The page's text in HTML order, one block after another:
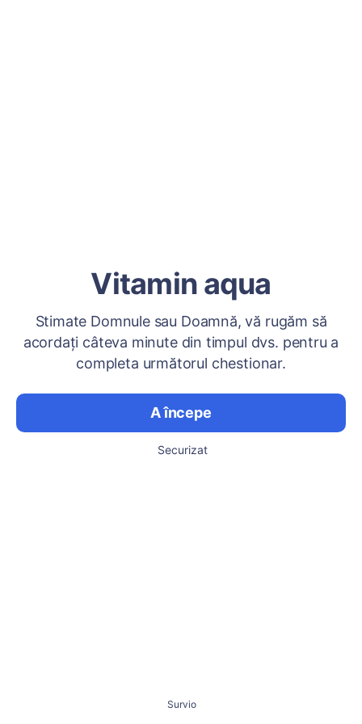
Vitamin aqua
Stimate Domnule sau Doamnă, vă rugăm să
acordați câteva minute din timpul dvs. pentru a
completa următorul chestionar.
A începe
Securizat
Survio